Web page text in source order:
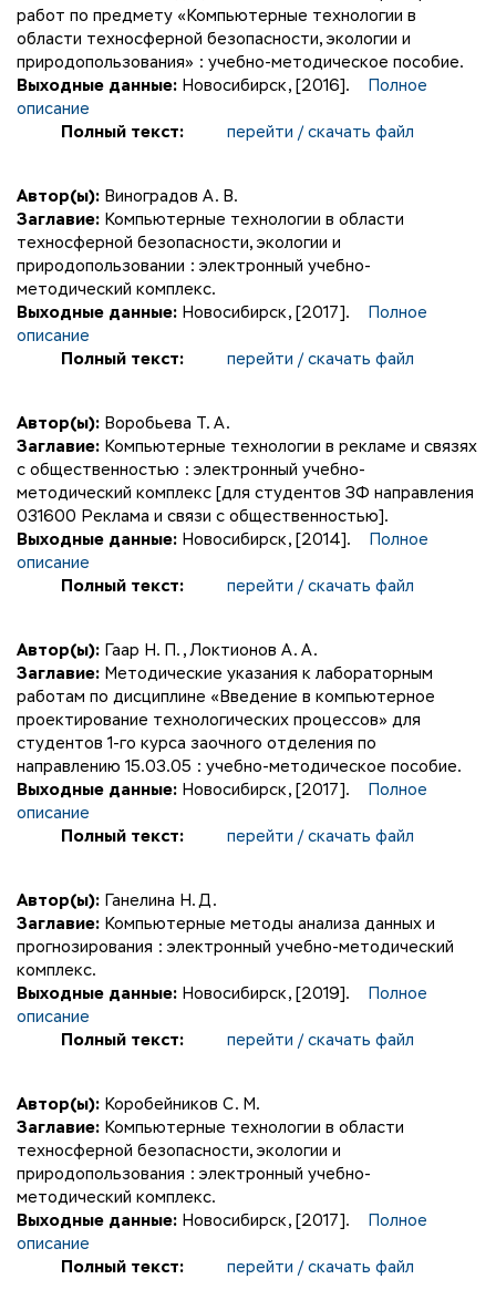
работ по предмету «Компьютерные технологии в
области техносферной безопасности, экологии и
природопользования» : учебно-методическое пособие.
Выходные данные: Новосибирск, [2016].
Полное
описание
Полный текст:
перейти / скачать файл
Автор(ы): Виноградов А. В.
Заглавие: Компьютерные технологии в области
техносферной безопасности, экологии и
природопользовании : электронный учебно-
методический комплекс.
Выходные данные: Новосибирск, [2017].
Полное
описание
Полный текст:
перейти / скачать файл
Автор(ы): Воробьева Т. А.
Заглавие: Компьютерные технологии в рекламе и связях
с общественностью : электронный учебно-
методический комплекс [для студентов ЗФ направления
031600 Реклама и связи с общественностью].
Выходные данные: Новосибирск, [2014].
Полное
описание
Полный текст:
перейти / скачать файл
Автор(ы): Гаар Н. П. ,Локтионов А. А.
Заглавие: Методические указания к лабораторным
работам по дисциплине «Введение в компьютерное
проектирование технологических процессов» для
студентов 1-го курса заочного отделения по
направлению 15.03.05 : учебно-методическое пособие.
Выходные данные: Новосибирск, [2017].
Полное
описание
Полный текст:
перейти / скачать файл
Автор(ы): Ганелина Н. Д.
Заглавие: Компьютерные методы анализа данных и
прогнозирования : электронный учебно-методический
комплекс.
Выходные данные: Новосибирск, [2019].
Полное
описание
Полный текст:
перейти / скачать файл
Автор(ы): Коробейников С. М.
Заглавие: Компьютерные технологии в области
техносферной безопасности, экологии и
природопользования : электронный учебно-
методический комплекс.
Выходные данные: Новосибирск, [2017].
Полное
описание
Полный текст:
перейти / скачать файл